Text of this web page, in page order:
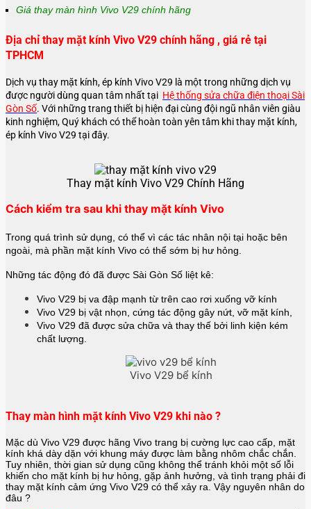
Giá thay màn hình Vivo V29 chính hãng
Địa chỉ thay mặt kính Vivo V29 chính hãng , giá rẻ tại
TPHCM
Dịch vụ thay mặt kính, ép kính Vivo V29 là một trong những dịch vụ
được người dùng quan tâm nhất tại Hệ thống sửa chữa điện thoại Sài
Gòn Số. Với những trang thiết bị hiện đại cùng đội ngũ nhân viên giàu
kinh nghiệm, Quý khách có thể hoàn toàn yên tâm khi thay mặt kính,
ép kính Vivo V29 tại đây.
Thay mặt kính Vivo V29 Chính Hãng
Cách kiểm tra sau khi thay mặt kính Vivo
Trong quá trình sử dụng, có thể vì các tác nhân nội tại hoặc bên
ngoài, mà phần mặt kính Vivo có thể sớm bị hư hỏng.
Những tác động đó đã được Sài Gòn Số liệt kê:
Vivo V29 bị va đập mạnh từ trên cao rơi xuống vỡ kính
Vivo V29 bị vật nhọn, cứng tác động gây nứt, vỡ mặt kính,
Vivo V29 đã được sửa chữa và thay thế bởi linh kiện kém
chất lượng.
Vivo V29 bể kính
Thay màn hình mặt kính Vivo V29 khi nào ?
Mặc dù Vivo V29 được hãng Vivo trang bị cường lực cao cấp, mặt
kính khá dày dặn với khung máy được làm bằng nhôm chắc chắn.
Tuy nhiên, thời gian sử dụng cũng không thể tránh khỏi một số lỗi
khiến cho mặt kính bị hư hỏng, gặp ảnh hưởng, và tình trạng phải đi
thay mặt kính cảm ứng Vivo V29 có thể xảy ra. Vậy nguyên nhân do
đâu ?